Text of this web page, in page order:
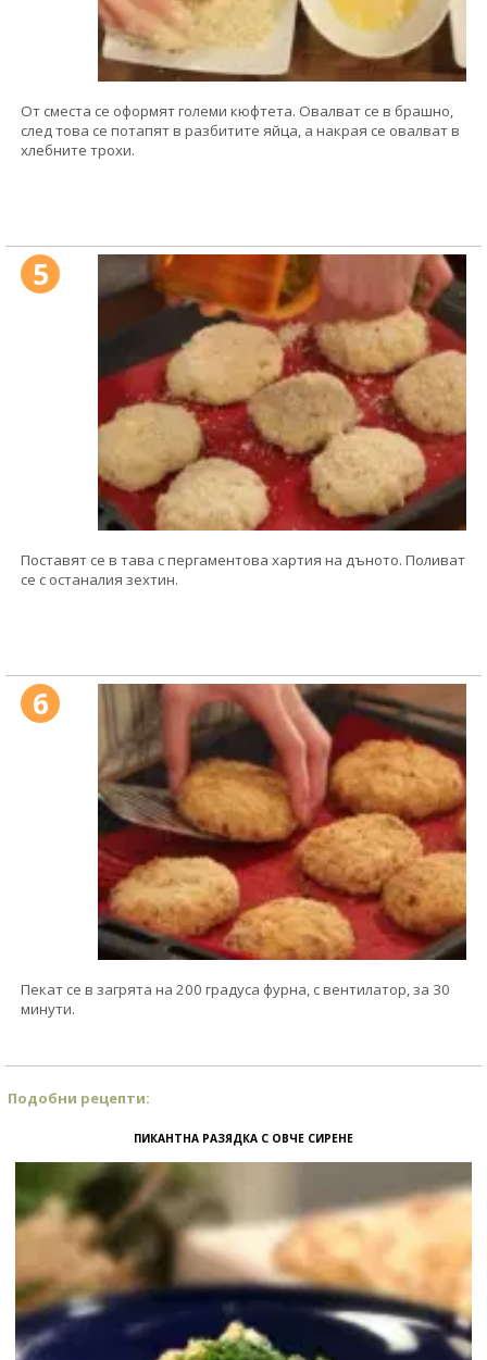
От сместа се оформят големи кюфтета. Овалват се в брашно,
след това се потапят в разбитите яйца, а накрая се овалват в
хлебните трохи.
5
Поставят се в тава с пергаментова хартия на дъното. Поливат
се с останалия зехтин.
6
Пекат се в загрята на 200 градуса фурна, с вентилатор, за 30
минути.
Подобни рецепти:
ПИКАНТНА РАЗЯДКА С ОВЧЕ СИРЕНЕ